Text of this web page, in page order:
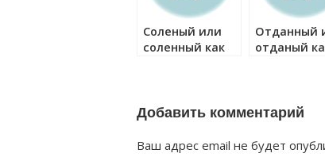
Соленый или
соленный как
Отданный
отданый
Добавить комментарий
Ваш адрес email не будет